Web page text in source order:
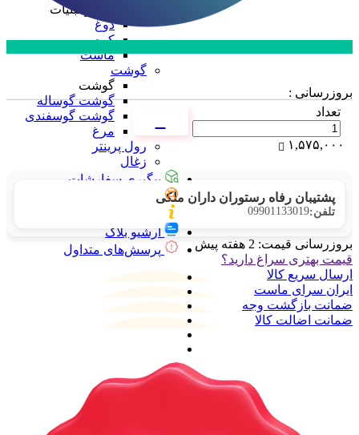
کره و لبنیات
دوغ
کره
ماست
گوشت
گوشت
گوشت گوساله
گوشت گوسفندی
مرغ
رول پرینتر
زغال
پیگیری سفارشات
تماس با ما
آرشیو بلاگ
پرسش‌های متداول
بروزرسانی :
تعداد
۱,۵۷۵,۰۰۰
پشتیبان رفاه رستوران داران ملکی
تلفن:09901133019
بروزرسانی قیمت: 2 هفته پیش
قیمت بهتری سراغ دارید؟
ارسال سریع کالا
ایران سرای ماست
ضمانت بازگشت وجه
ضمانت اضالت کالا